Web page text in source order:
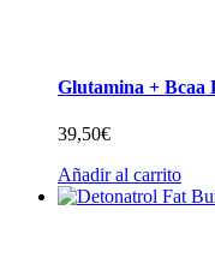
Glutamina + Bcaa
39,50€
Añadir al carrito